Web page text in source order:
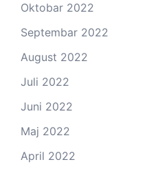
Oktobar 2022
Septembar 2022
August 2022
Juli 2022
Juni 2022
Maj 2022
April 2022